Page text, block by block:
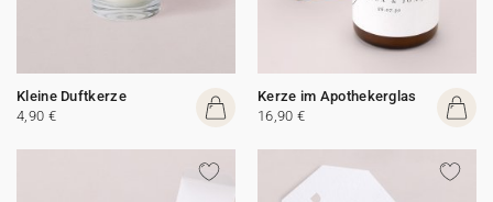
Kleine Duftkerze
4,90 €
Kerze im Apothekerglas
16,90 €